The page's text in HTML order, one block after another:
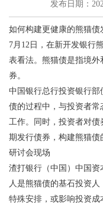
发布日期：
如何构建更健康的熊猫债
7月12日，在新开发银行
表看法。熊猫债是指境
券。
中国银行总行投资银行
债的过程中，与投资者
工作。同时，投资者对
期发行债券，构建熊猫债
研讨会现场
渣打银行（中国）中国
人是熊猫债的基石投资
特殊安排，或影响投资